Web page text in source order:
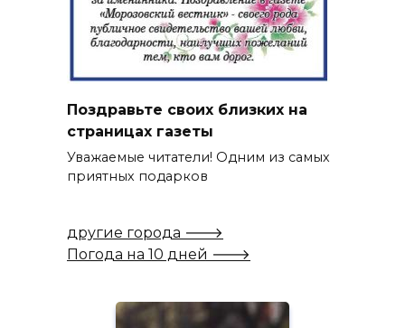
Поздравьте своих близких на
страницах газеты
Уважаемые читатели! Одним из самых
приятных подарков
другие города 🡒
Погода на 10 дней 🡒